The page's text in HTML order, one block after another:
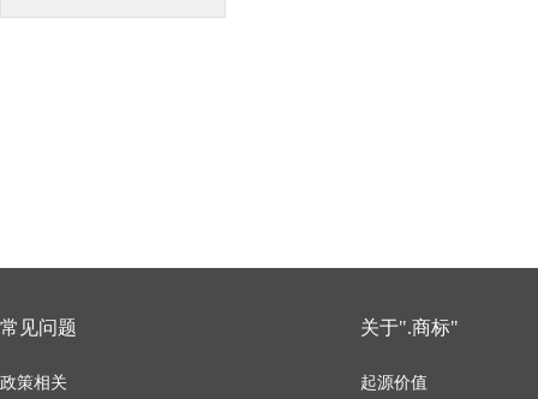
常见问题
政策相关
关于".商标"
起源价值